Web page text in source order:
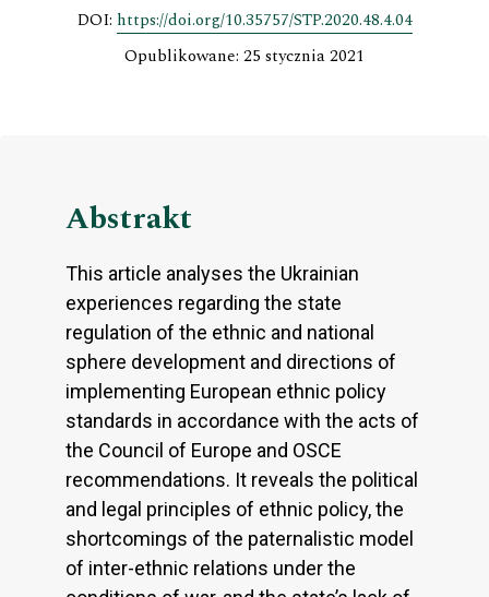
DOI: https://doi.org/10.35757/STP.2020.48.4.04
Opublikowane: 25 stycznia 2021
Abstrakt
This article analyses the Ukrainian
experiences regarding the state
regulation of the ethnic and national
sphere development and directions of
implementing European ethnic policy
standards in accordance with the acts of
the Council of Europe and OSCE
recommendations. It reveals the political
and legal principles of ethnic policy, the
shortcomings of the paternalistic model
of inter-ethnic relations under the